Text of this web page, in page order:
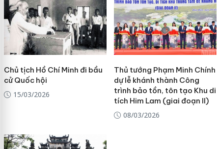
Chủ tịch Hồ Chí Minh đi bầu
cử Quốc hội
15/03/2026
Thủ tướng Phạm Minh Chính
dự lễ khánh thành Công
trình bảo tồn, tôn tạo Khu di
tích Him Lam (giai đoạn II)
08/03/2026